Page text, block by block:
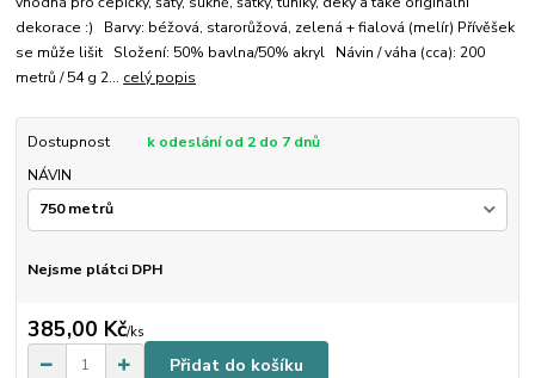
dekorace :) Barvy: béžová, starorůžová, zelená + fialová (melír) Přívěšek
se může lišit Složení: 50% bavlna/50% akryl Návin / váha (cca): 200
metrů / 54 g 2... celý popis
Dostupnost
k odeslání od 2 do 7 dnů
NÁVIN
Nejsme plátci DPH
385,00 Kč/ks
Přidat do košíku